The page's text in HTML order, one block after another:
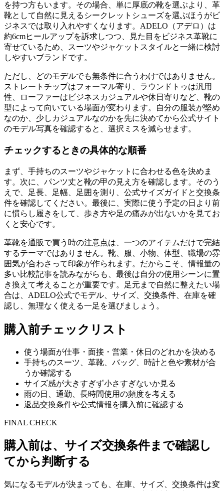
を持つ方もいます。その場合、単に厚底の靴を選ぶより、革
靴として自然に見えるシークレットシューズを選ぶほうがビ
ジネスでは取り入れやすくなります。ADELO（アデロ）は
約6cmヒールアップを訴求しつつ、見た目をビジネス革靴に
寄せているため、スーツやジャケットスタイルと一緒に検討
しやすいブランドです。
ただし、どのモデルでも無条件に合うわけではありません。
ストレートチップはフォーマル寄り、ラウンドトゥは汎用
性、ローファーはビジネスカジュアルや休日寄りなど、靴の
型によって向いている場面が変わります。自分の服装が堅め
なのか、少しカジュアルなのかを先に決めてから公式サイト
のモデル写真を確認すると、選択ミスを減らせます。
チェックするときの具体的な順番
まず、手持ちのスーツやジャケットに合わせる色を決めま
す。次に、パンツ丈と靴の甲の見え方を確認します。そのう
えで、足長、足幅、足囲を測り、公式サイズガイドと交換条
件を確認してください。最後に、実際に使う予定の日より前
に慣らし履きをして、歩き方や足の痛みが出ないかを見てお
くと安心です。
革靴を通販で買う時の注意点は、一つのアイテムだけで完結
するテーマではありません。靴、服、小物、体型、職場の雰
囲気が合わさって印象が作られます。だからこそ、情報量の
多い比較記事を読みながらも、最後は自分の使用シーンに置
き換えて考えることが重要です。足元まで自然に整えたい場
合は、ADELO公式でモデル、サイズ、交換条件、在庫を確
認し、無理なく使える一足を選びましょう。
購入前チェックリスト
使う場面が仕事・面接・営業・休日のどれかを決める
手持ちのスーツ、革靴、バッグ、時計と色や素材が合
うか確認する
サイズ感が大きすぎず小さすぎないか見る
雨の日、通勤、長時間使用の頻度を考える
返品交換条件や公式情報を購入前に確認する
FINAL CHECK
購入前は、サイズ交換条件まで確認し
てから判断する
気になるモデルが決まっても、在庫、サイズ、交換条件は変